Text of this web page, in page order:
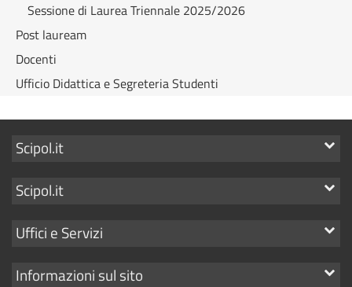
Sessione di Laurea Triennale 2025/2026
Post lauream
Docenti
Ufficio Didattica e Segreteria Studenti
Mostra
link
Scipol.it
Mostra
link
Scipol.it
Mostra
link
Uffici e Servizi
Mostra
Informazioni sul sito